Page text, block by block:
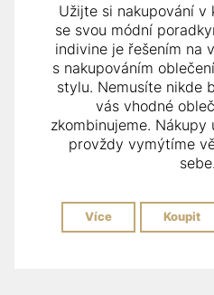
Užijte si nakupování v
se svou módní
indivine je řešením na
s nakupováním
stylu. Nemusíte nikde
vás vhodné
zkombinujeme. Nákupy
provždy vymýtíme
Více Koupit